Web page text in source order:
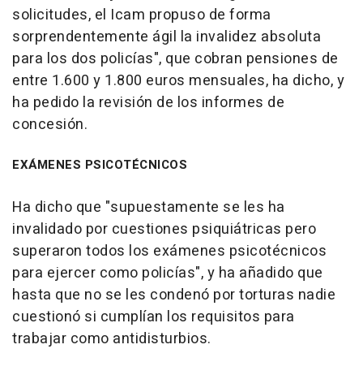
solicitudes, el Icam propuso de forma
sorprendentemente ágil la invalidez absoluta
para los dos policías", que cobran pensiones de
entre 1.600 y 1.800 euros mensuales, ha dicho, y
ha pedido la revisión de los informes de
concesión.
EXÁMENES PSICOTÉCNICOS
Ha dicho que "supuestamente se les ha
invalidado por cuestiones psiquiátricas pero
superaron todos los exámenes psicotécnicos
para ejercer como policías", y ha añadido que
hasta que no se les condenó por torturas nadie
cuestionó si cumplían los requisitos para
trabajar como antidisturbios.